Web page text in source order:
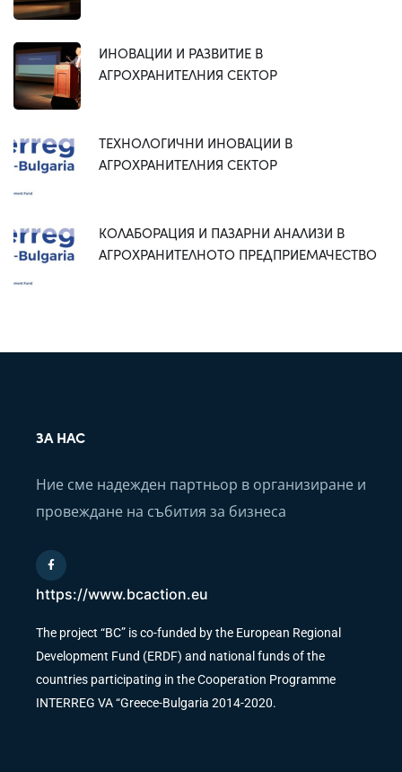
ИНОВАЦИИ И РАЗВИТИЕ В
АГРОХРАНИТЕЛНИЯ СЕКТОР
ТЕХНОЛОГИЧНИ ИНОВАЦИИ В
АГРОХРАНИТЕЛНИЯ СЕКТОР
КОЛАБОРАЦИЯ И ПАЗАРНИ АНАЛИЗИ В
АГРОХРАНИТЕЛНОТО ПРЕДПРИЕМАЧЕСТВО
ЗА НАС
Ние сме надежден партньор в организиране и
провеждане на събития за бизнеса
https://www.bcaction.eu
The project “BC” is co-funded by the European Regional
Development Fund (ERDF) and national funds of the
countries participating in the Cooperation Programme
INTERREG VA “Greece-Bulgaria 2014-2020.